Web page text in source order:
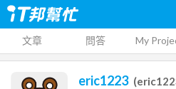
文章 問答 My
eric1223 (